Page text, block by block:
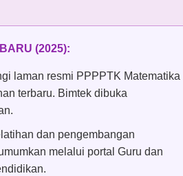
(2025):
laman resmi PPPPTK Matematika
terbaru. Bimtek dibuka
dan pengembangan
melalui portal Guru dan